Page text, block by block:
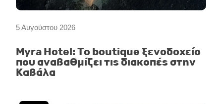
5 Αυγούστου 2026
Myra Hotel: Το boutique ξενοδοχείο
που αναβαθμίζει τις διακοπές στην
Καβάλα